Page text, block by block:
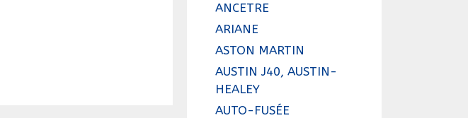
ANCETRE
ARIANE
ASTON MARTIN
AUSTIN J40, AUSTIN-
HEALEY
AUTO-FUSÉE